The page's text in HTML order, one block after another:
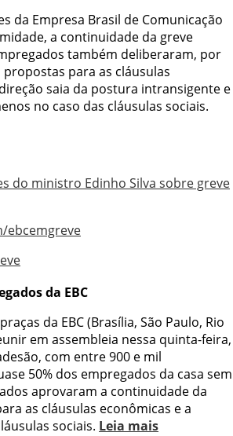
da Empresa Brasil de Comunicação
a continuidade da greve
também deliberaram, por
para as cláusulas
saia da postura intransigente e
no caso das cláusulas sociais.
do ministro Edinho Silva sobre greve
ebcemgreve
da EBC
da EBC (Brasília, São Paulo, Rio
em assembleia nessa quinta-feira,
com entre 900 e mil
50% dos empregados da casa sem
aprovaram a continuidade da
as cláusulas econômicas e a
sociais. Leia mais